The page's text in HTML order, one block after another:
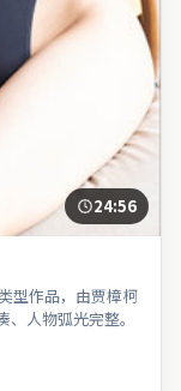
24:56
型作品，由贾樟柯
人物弧光完整。